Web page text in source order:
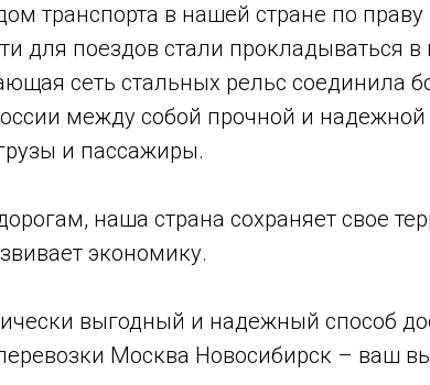
транспорта в нашей стране по
для поездов стали прокладываться в
сеть стальных рельс соединила
между собой прочной и надежной
и пассажиры.
наша страна сохраняет свое
экономику.
выгодный и надежный способ
Москва Новосибирск – ваш